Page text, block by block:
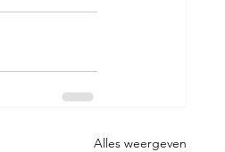
Alles weergeven